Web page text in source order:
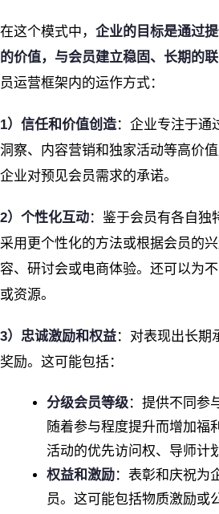
在这个模式中， 企业的目标是通过
的价值，与会员建立稳固、长期的
员运营框架内的运作方式：
1）信任和价值创造：企业专注于通
洞察、内容营销和独家活动等高价
企业对预见会员需求的承诺。
2）个性化互动：鉴于会员有各自独
采用更个性化的方法或根据会员的
容、研讨会或电商体验。还可以为
或资源。
3）忠诚激励和权益：对表现出长期
奖励。这可能包括：
分级会员等级：提供不同参
随着参与程度提升而增加福
活动的优先访问权、导师计
权益和激励：表彰和庆祝为
员。这可能包括物质激励或